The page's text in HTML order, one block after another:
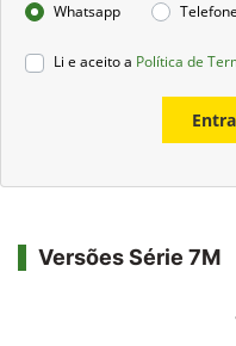
Whatsapp Telefone
Li e aceito a Política de
Versões Série 7M